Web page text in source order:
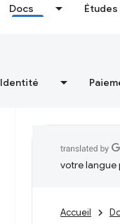
Docs Études
Identité
votre langue
Accueil